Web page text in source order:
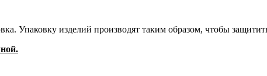
Упаковку изделий производят таким образом, чтобы